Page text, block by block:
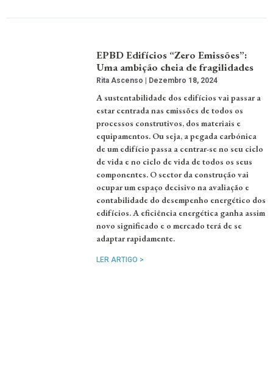
EPBD Edifícios “Zero Emissões”:
Uma ambição cheia de fragilidades
Rita Ascenso Dezembro 18, 2024
A sustentabilidade dos edifícios vai passar a
estar centrada nas emissões de todos os
processos construtivos, dos materiais e
equipamentos. Ou seja, a pegada carbónica
de um edifício passa a centrar-se no seu ciclo
de vida e no ciclo de vida de todos os seus
componentes. O sector da construção vai
ocupar um espaço decisivo na avaliação e
contabilidade do desempenho energético dos
edifícios. A eficiência energética ganha assim
novo significado e o mercado terá de se
adaptar rapidamente.
LER ARTIGO >